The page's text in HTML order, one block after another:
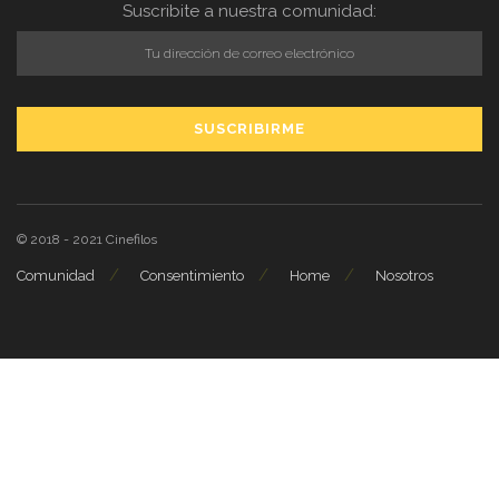
Suscribite a nuestra comunidad:
© 2018 - 2021 Cinefilos
Comunidad Consentimiento Home Nosotros